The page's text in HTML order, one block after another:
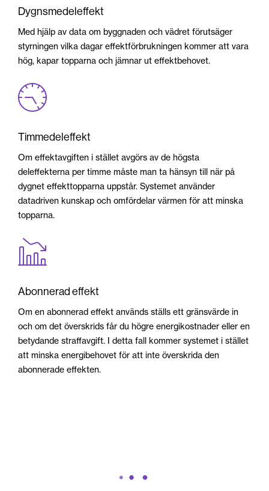
Dygnsmedeleffekt
Med hjälp av data om byggnaden och vädret förutsäger
styrningen vilka dagar effektförbrukningen kommer att vara
hög, kapar topparna och jämnar ut effektbehovet.
Timmedeleffekt
Om effektavgiften i stället avgörs av de högsta
deleffekterna per timme måste man ta hänsyn till när på
dygnet effekttopparna uppstår. Systemet använder
datadriven kunskap och omfördelar värmen för att minska
topparna.
Abonnerad effekt
Om en abonnerad effekt används ställs ett gränsvärde in
och om det överskrids får du högre energikostnader eller en
betydande straffavgift. I detta fall kommer systemet i stället
att minska energibehovet för att inte överskrida den
abonnerade effekten.